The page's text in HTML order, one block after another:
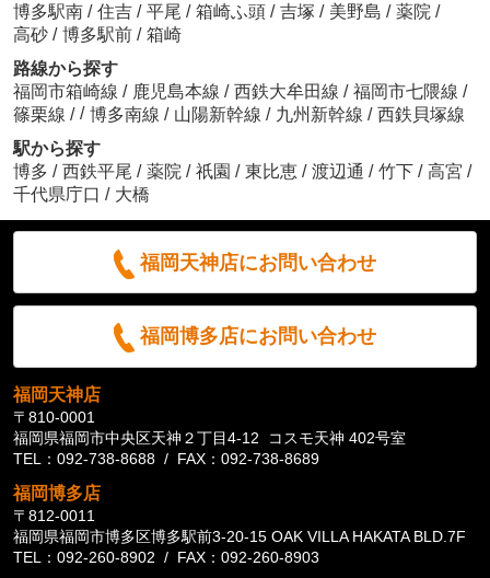
博多駅南 / 住吉 / 平尾 / 箱崎ふ頭 / 吉塚 / 美野島 / 薬院 /
高砂 / 博多駅前 / 箱崎
路線から探す
福岡市箱崎線 / 鹿児島本線 / 西鉄大牟田線 / 福岡市七隈線 /
篠栗線 / / 博多南線 / 山陽新幹線 / 九州新幹線 / 西鉄貝塚線
駅から探す
博多 / 西鉄平尾 / 薬院 / 祇園 / 東比恵 / 渡辺通 / 竹下 / 高宮 /
千代県庁口 / 大橋
福岡天神店にお問い合わせ
福岡博多店にお問い合わせ
福岡天神店
〒810-0001
福岡県福岡市中央区天神２丁目4-12 コスモ天神 402号室
TEL：092-738-8688 / FAX：092-738-8689
福岡博多店
〒812-0011
福岡県福岡市博多区博多駅前3-20-15 OAK VILLA HAKATA BLD.7F
TEL：092-260-8902 / FAX：092-260-8903